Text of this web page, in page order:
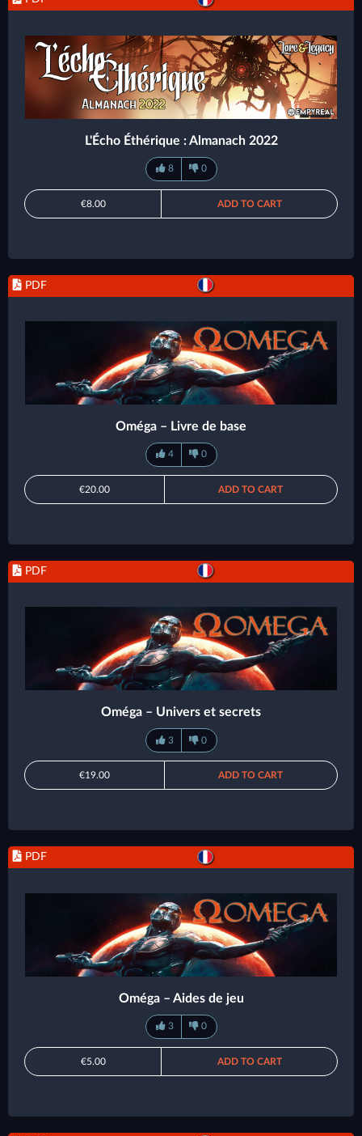
L'Écho Éthérique : Almanach 2022
8 0
€8.00 ADD TO CART
PDF
Oméga – Livre de base
4 0
€20.00 ADD TO CART
PDF
Oméga – Univers et secrets
3 0
€19.00 ADD TO CART
PDF
Oméga – Aides de jeu
3 0
€5.00 ADD TO CART